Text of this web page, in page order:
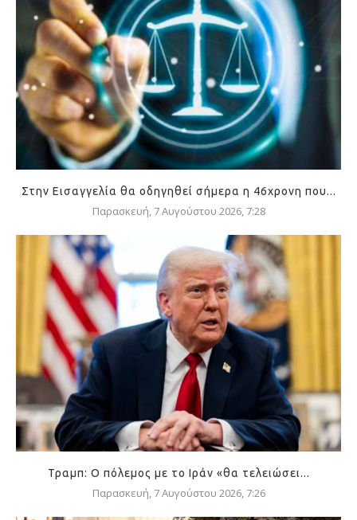
Στην Εισαγγελία θα οδηγηθεί σήμερα η 46χρονη που...
Παρασκευή, 7 Αυγούστου 2026, 7:28
Τραμπ: Ο πόλεμος με το Ιράν «θα τελειώσει...
Παρασκευή, 7 Αυγούστου 2026, 7:26